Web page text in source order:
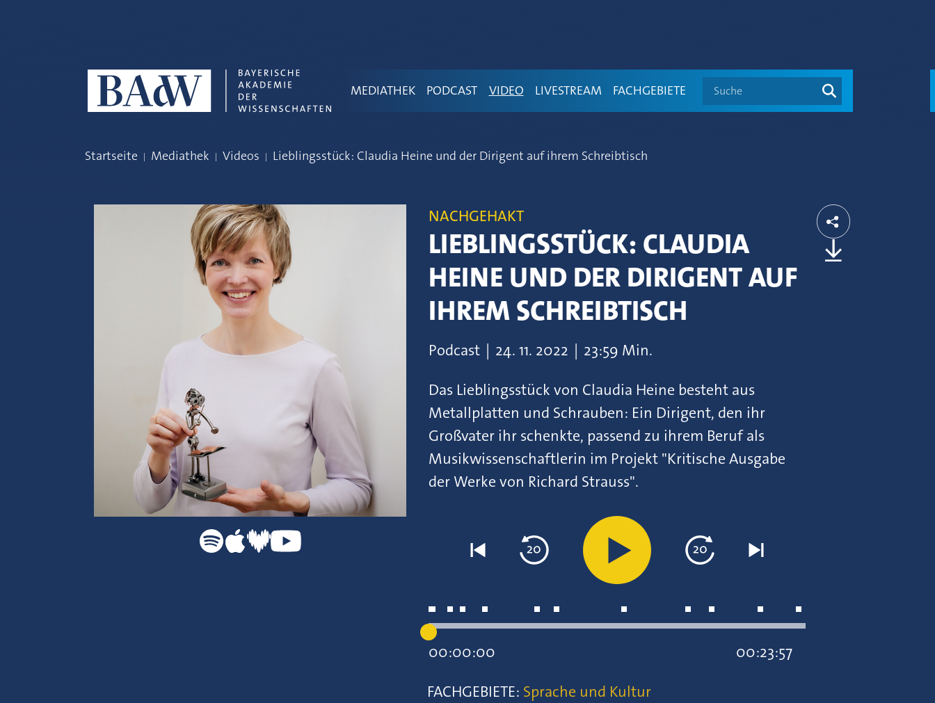
MEDIATHEK PODCAST VIDEO LIVESTREAM FACHGEBIETE Suche
Startseite Mediathek Videos Lieblingsstück: Claudia Heine und der Dirigent auf ihrem Schreibtisch
NACHGEHAKT
LIEBLINGSSTÜCK: CLAUDIA
HEINE UND DER DIRIGENT AUF
IHREM SCHREIBTISCH
Podcast | 24. 11. 2022 | 23:59 Min.
Das Lieblingsstück von Claudia Heine besteht aus
Metallplatten und Schrauben: Ein Dirigent, den ihr
Großvater ihr schenkte, passend zu ihrem Beruf als
Musikwissenschaftlerin im Projekt "Kritische Ausgabe
der Werke von Richard Strauss".
00:00:00
00:23:57
FACHGEBIETE: Sprache und Kultur